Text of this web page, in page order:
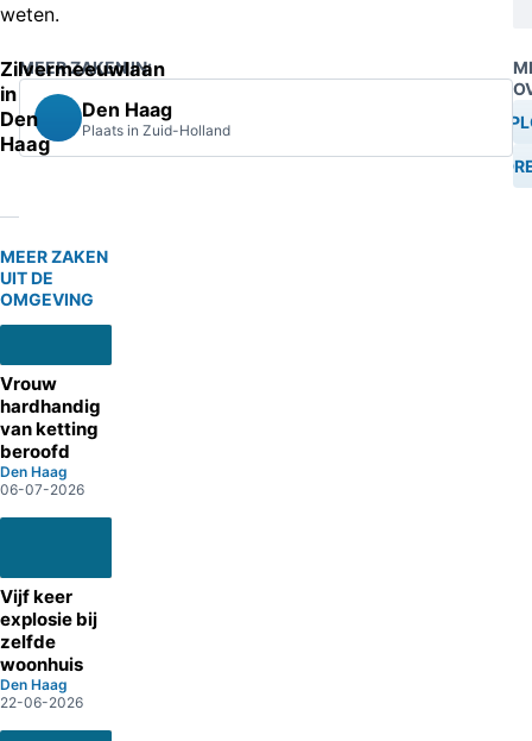
weten.
Zilvermeeuwlaan
in
Den
Haag
MEER ZAKEN IN:
Den Haag
Plaats in Zuid-Holland
MEER ZAKEN
UIT DE
OMGEVING
Vrouw
hardhandig
van ketting
beroofd
Den Haag
06-07-2026
Vijf keer
explosie bij
zelfde
woonhuis
Den Haag
22-06-2026